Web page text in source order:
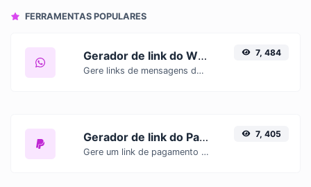
FERRAMENTAS POPULARES
Gerador de link do WhatsApp
Gere links de mensagens do WhatsApp com facilidade.
7, 484
Gerador de link do PayPal
Gere um link de pagamento do PayPal com facilidade.
7, 405